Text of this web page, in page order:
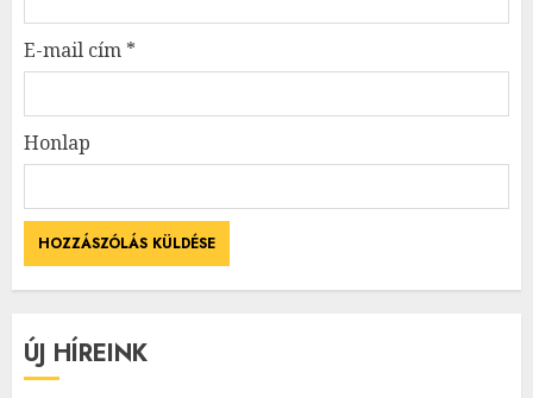
E-mail cím *
Honlap
ÚJ HÍREINK